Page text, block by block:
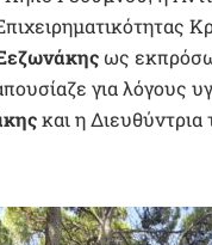
ως
για λόγους
και η